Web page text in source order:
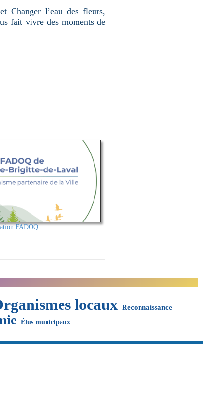
Changer l’eau des fleurs,
fait vivre des moments de
FADOQ
locaux Reconnaissance
Élus municipaux